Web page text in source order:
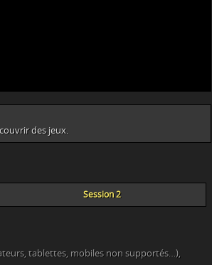
des jeux.
Session 2
tablettes, mobiles non supportés…),